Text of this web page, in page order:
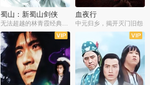
蜀山：新蜀山剑侠
无法超越的林青霞经典角色
血夜行
中元归乡，揭开灭门旧怨